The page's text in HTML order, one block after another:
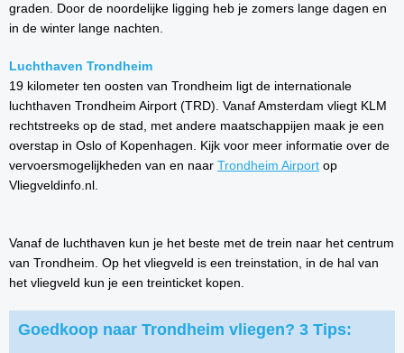
graden. Door de noordelijke ligging heb je zomers lange dagen en
in de winter lange nachten.
Luchthaven Trondheim
19 kilometer ten oosten van Trondheim ligt de internationale
luchthaven Trondheim Airport (TRD). Vanaf Amsterdam vliegt KLM
rechtstreeks op de stad, met andere maatschappijen maak je een
overstap in Oslo of Kopenhagen. Kijk voor meer informatie over de
vervoersmogelijkheden van en naar Trondheim Airport op
Vliegveldinfo.nl.
Vanaf de luchthaven kun je het beste met de trein naar het centrum
van Trondheim. Op het vliegveld is een treinstation, in de hal van
het vliegveld kun je een treinticket kopen.
Goedkoop naar Trondheim vliegen? 3 Tips: